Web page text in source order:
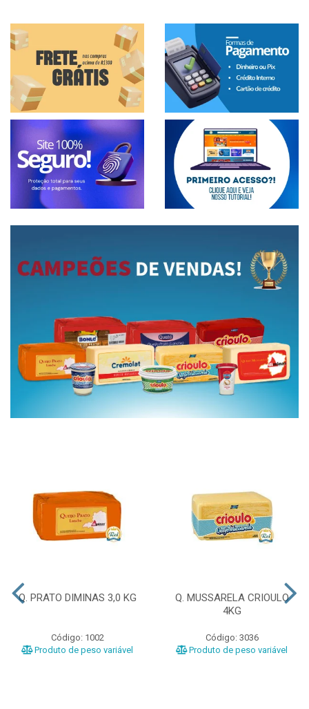
Q. PRATO DIMINAS 3,0 KG
Código: 1002
Produto de peso variável
Q. MUSSARELA CRIOULO
4KG
Código: 3036
Produto de peso variável